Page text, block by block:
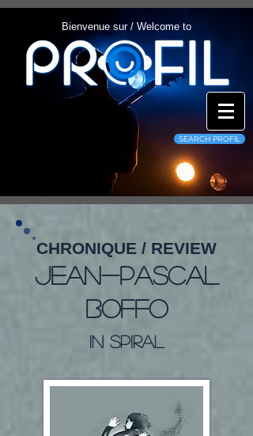
Bienvenue sur / Welcome to
SEARCH PROFIL
CHRONIQUE / REVIEW
Jean-Pascal
Boffo
In Spiral